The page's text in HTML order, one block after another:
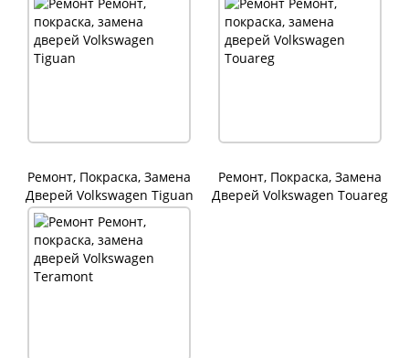
Ремонт, Покраска, Замена
Дверей Volkswagen Tiguan
Ремонт, Покраска, Замена
Дверей Volkswagen Touareg